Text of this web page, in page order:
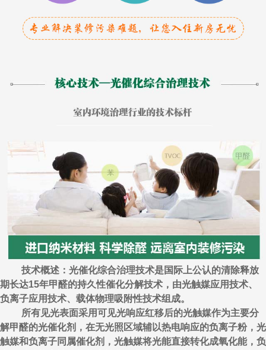
技术概述：光催化综合治理技术是国际上公认的清除释放
期长达15年甲醛的持久性催化分解技术，由光触媒应用技术、
负离子应用技术、载体物理吸附性技术组成。
所有见光表面采用可见光响应红移后的光触媒作为主要分
解甲醛的光催化剂，在无光照区域辅以热电响应的负离子粉，光
触媒和负离子同属催化剂，光触媒将光能直接转化成氧化能，负